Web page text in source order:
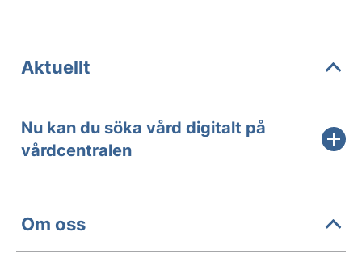
Aktuellt
Nu kan du söka vård digitalt på
vårdcentralen
Om oss